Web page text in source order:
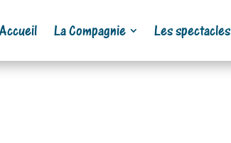
Accueil La Compagnie Les spectacles